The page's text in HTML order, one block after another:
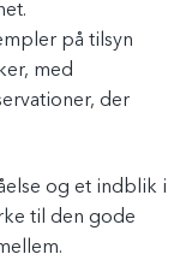
på tilsyn
med
der
og et indblik i
til den gode